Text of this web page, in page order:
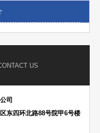
US
司
东四环北路88号院甲6号楼